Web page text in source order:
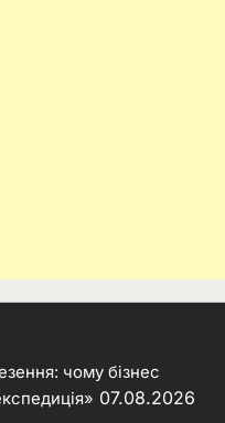
чому бізнес
07.08.2026